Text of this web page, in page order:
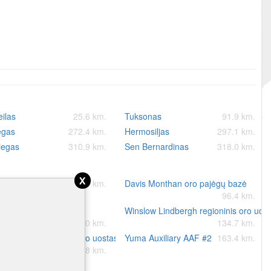
25.6 km. Tuksonas
91.9 km.
272.4 km. Hermosiljas
297.1 km.
310.9 km. Sen Bernardinas 318.0 km.
35.0 km.
Davis Monthan oro pajėgų bazė
96.4 km.
127.0 km.
Winslow Lindbergh regioninis oro
134.7 km.
Cortés tarptautinis oro uostas
159.8 km.
Yuma Auxiliary AAF #2 163.4 km.
x